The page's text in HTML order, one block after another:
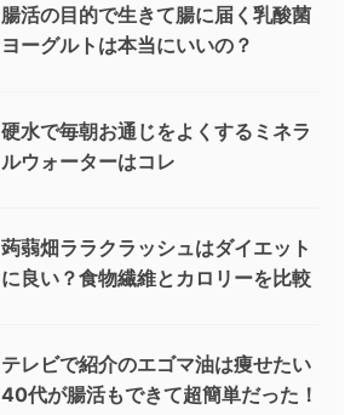
腸活の目的で生きて腸に届く乳酸菌
ヨーグルトは本当にいいの？
硬水で毎朝お通じをよくするミネラ
ルウォーターはコレ
蒟蒻畑ララクラッシュはダイエット
に良い？食物繊維とカロリーを比較
テレビで紹介のエゴマ油は痩せたい
40代が腸活もできて超簡単だった！